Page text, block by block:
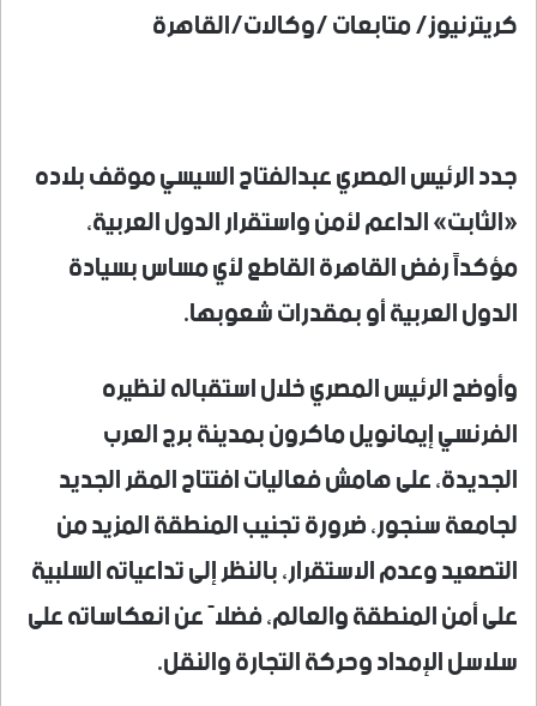
كريترنيوز/ متابعات /وكالات/القاهرة
جدد الرئيس المصري عبدالفتاح السيسي موقف بلاده
«الثابت» الداعم لأمن واستقرار الدول العربية،
مؤكداً رفض القاهرة القاطع لأي مساس بسيادة
الدول العربية أو بمقدرات شعوبها.
وأوضح الرئيس المصري خلال استقباله لنظيره
الفرنسي إيمانويل ماكرون بمدينة برج العرب
الجديدة، على هامش فعاليات افتتاح المقر الجديد
لجامعة سنجور، ضرورة تجنيب المنطقة المزيد من
التصعيد وعدم الاستقرار، بالنظر إلى تداعياته السلبية
على أمن المنطقة والعالم، فضلاً عن انعكاساته على
سلاسل الإمداد وحركة التجارة والنقل.